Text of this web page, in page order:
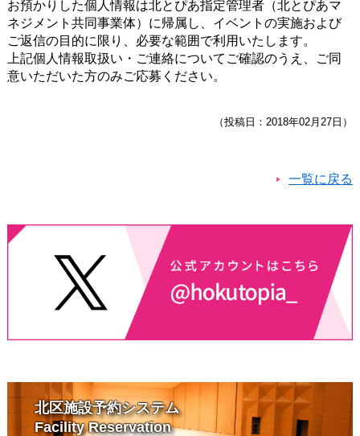
お預かりした個人情報は北とぴあ指定管理者（北とぴあマ
ネジメント共同事業体）に帰属し、イベントの実施および
ご返信の目的に限り、必要な範囲で利用いたします。
上記個人情報取扱い・ご連絡についてご確認のうえ、ご同
意いただいた方のみご応募ください。
（投稿日：2018年02月27日）
一覧に戻る
北区施設予約システム
Facility Reservation